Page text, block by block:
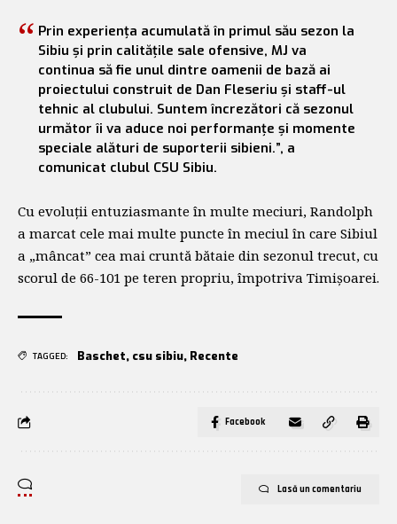
Prin experiența acumulată în primul său sezon la
Sibiu și prin calitățile sale ofensive, MJ va
continua să fie unul dintre oamenii de bază ai
proiectului construit de Dan Fleseriu și staff-ul
tehnic al clubului. Suntem încrezători că sezonul
următor îi va aduce noi performanțe și momente
speciale alături de suporterii sibieni.”, a
comunicat clubul CSU Sibiu.
Cu evoluții entuziasmante în multe meciuri, Randolph
a marcat cele mai multe puncte în meciul în care Sibiul
a „mâncat” cea mai cruntă bătaie din sezonul trecut, cu
scorul de 66-101 pe teren propriu, împotriva Timișoarei.
TAGGED: Baschet, csu sibiu, Recente
Facebook
Lasă un comentariu